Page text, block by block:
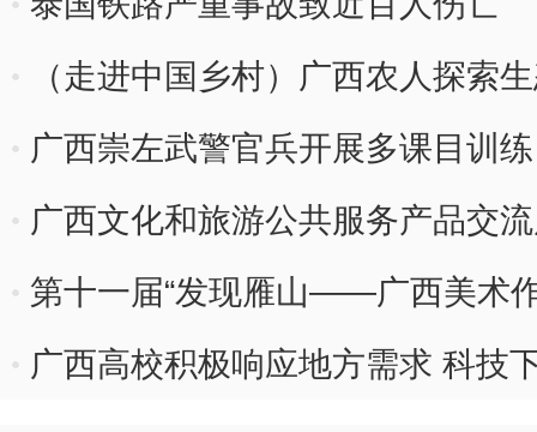
（走进中国乡村）广西农人探索
广西崇左武警官兵开展多课目训练
广西文化和旅游公共服务产品交
第十一届“发现雁山——广西美术
广西高校积极响应地方需求 科技